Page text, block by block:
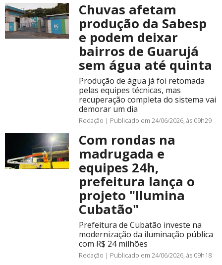
Chuvas afetam
produção da Sabesp
e podem deixar
bairros de Guarujá
sem água até quinta
Produção de água já foi retomada
pelas equipes técnicas, mas
recuperação completa do sistema vai
demorar um dia
Redação | Publicado em 24/06/2026, às 09h29
Com rondas na
madrugada e
equipes 24h,
prefeitura lança o
projeto "Ilumina
Cubatão"
Prefeitura de Cubatão investe na
modernização da iluminação pública
com R$ 24 milhões
Redação | Publicado em 24/06/2026, às 09h18